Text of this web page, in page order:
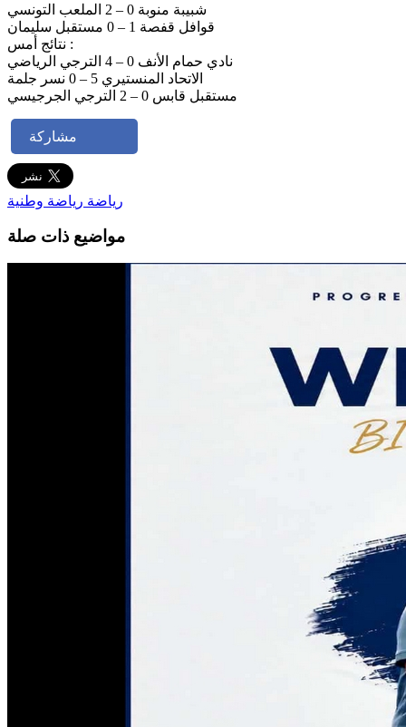
شبيبة منوبة 0 – 2 الملعب التونسي
قوافل قفصة 1 – 0 مستقبل سليمان
نتائج أمس :
نادي حمام الأنف 0 – 4 الترجي الرياضي
الاتحاد المنستيري 5 – 0 نسر جلمة
مستقبل قابس 0 – 2 الترجي الجرجيسي
مشاركة
رياضة رياضة وطنية
مواضيع ذات صلة